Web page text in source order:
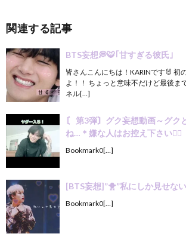
関連する記事
BTS妄想💭🐯｢甘すぎる彼氏｣
皆さんこんにちは！KARINです🐰 初
よ！！ ちょっと意味不だけど最後ま
ネル[…]
〘 第3弾〙グク妄想動画～グク
ね…＊嫌な人はお控え下さい🙇‍♀️
Bookmark0[…]
[BTS妄想]”🐥”私にしか見せな
Bookmark0[…]